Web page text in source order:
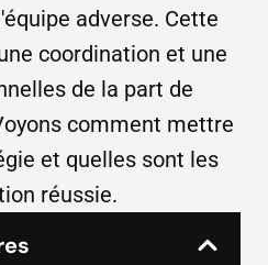
adverse. Cette
coordination et une
de la part de
comment mettre
et quelles sont les
réussie.